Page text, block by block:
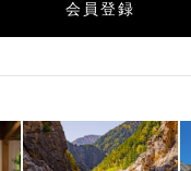
会員登録